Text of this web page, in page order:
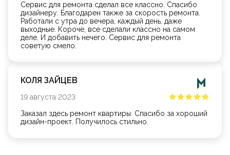
Сервис для ремонта сделал все классно. Спасибо
дизайнеру. Благодарен также за скорость ремонта.
Работали с утра до вечера, каждый день, даже
выходные. Короче, все сделали классно на самом
деле. И добавить нечего. Сервис для ремонта
советую смело.
КОЛЯ ЗАЙЦЕВ
19 августа 2023
Заказал здесь ремонт квартиры. Спасибо за хороший
дизайн-проект. Получилось стильно.